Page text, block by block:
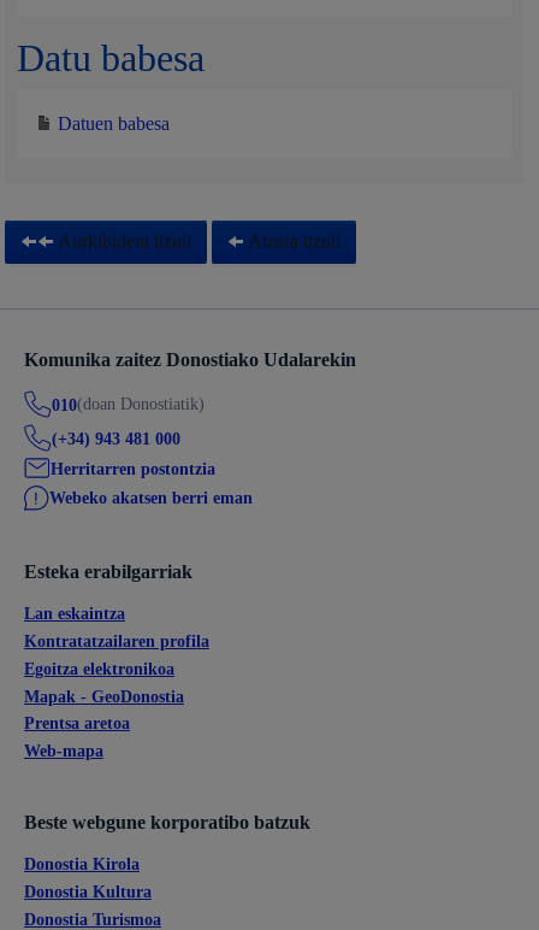
Datu babesa
Datuen babesa
Aurkibidera itzuli Atzera itzuli
Komunika zaitez Donostiako Udalarekin
010(doan Donostiatik)
(+34) 943 481 000
Herritarren postontzia
Webeko akatsen berri eman
Esteka erabilgarriak
Lan eskaintza
Kontratatzailaren profila
Egoitza elektronikoa
Mapak - GeoDonostia
Prentsa aretoa
Web-mapa
Beste webgune korporatibo batzuk
Donostia Kirola
Donostia Kultura
Donostia Turismoa